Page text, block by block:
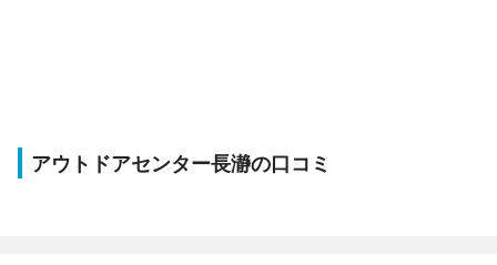
アウトドアセンター長瀞の口コミ